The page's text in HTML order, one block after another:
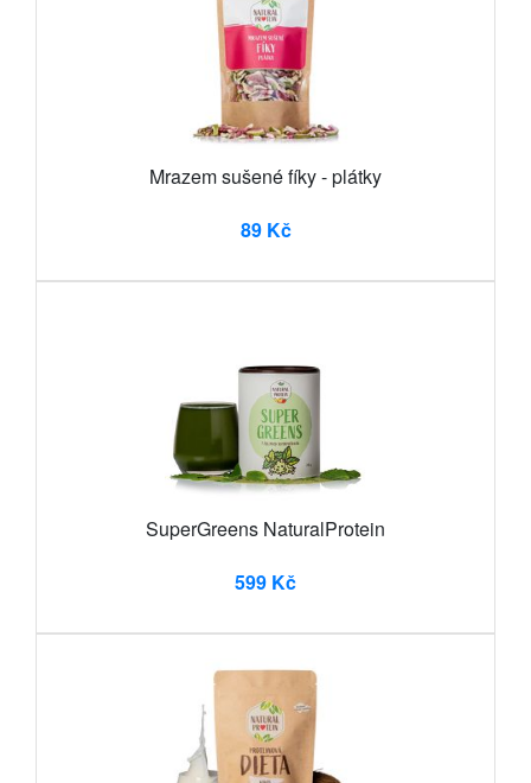
Mrazem sušené fíky - plátky
89 Kč
SuperGreens NaturalProtein
599 Kč